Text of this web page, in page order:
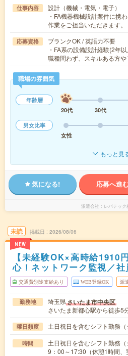
仕事内容
設計（機械・電気・電子）
・FA機器機械設計案件に携
作業をご担当いただきます
応募資格
ブランクOK / 英語力不要
・FA系の設備設計経験(2年
職種問わず、スキルある方
職場の雰囲気
年齢層
20代
30代
男女比率
女性
もっと見
気になる! 応募へ進
派遣会社 レバテック
未読
NEW
掲載日 2026/08/06
【未経験OK×高時給1910
心！ネットワーク監視／社
交通費別途支給あり WEB登録OK 派
勤務地 埼玉県さいたま市中央区
さいたま新都心駅から徒歩5
曜日頻度 土日祝日を含むシフト勤務（
時間
土日祝日を含むシフト勤務
9：00～17:30（休憩1時間